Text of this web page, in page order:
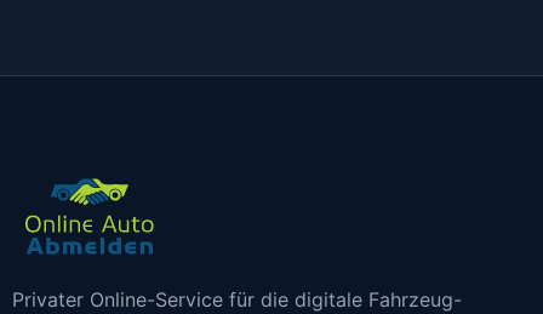
Privater Online-Service für die digitale Fahrzeug-